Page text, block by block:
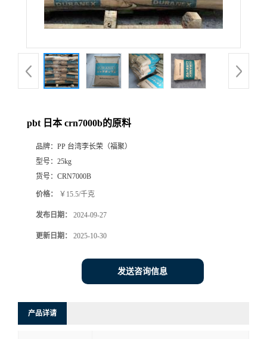
pbt 日本 crn7000b的原料
品牌： PP 台湾李长荣（福聚）
型号： 25kg
货号： CRN7000B
价格： ￥15.5/千克
发布日期： 2024-09-27
更新日期： 2025-10-30
发送咨询信息
产品详请